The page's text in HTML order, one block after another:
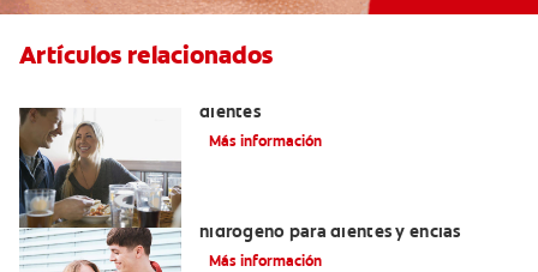
Artículos relacionados
dientes
Más información
hidrógeno para dientes y encías
Más información